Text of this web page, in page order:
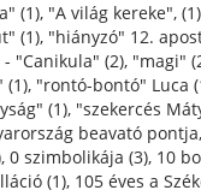
(1), "A világ kereke", (1)
(1), "hiányzó" 12.
"Canikula" (2), "magi"
(1), "rontó-bontó" Luca
(1), "szekercés
beavató
, 0 szimbolikája (3), 10
(1), 105 éves a